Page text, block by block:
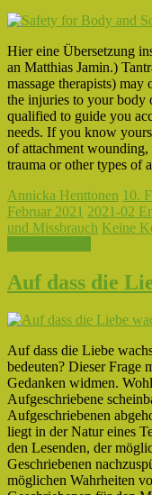
Hier eine Übersetzung
an Matthias Jamin.)
massage therapists) may
the injuries to your body
qualified to guide you
needs. If you know
of attachment wounding,
trauma or other types of
Annicka Henttonen 10.
Februar 2021 2021-02
und Missbrauch Keine
Auf dass die
Auf dass die Liebe
bedeuten? Dieser Frage
Gedanken widmen.
Aufgeschriebene
Aufgeschriebenen
liegt in der Natur eines
den Lesenden, der
Geschriebenen
möglichen Wahrheiten